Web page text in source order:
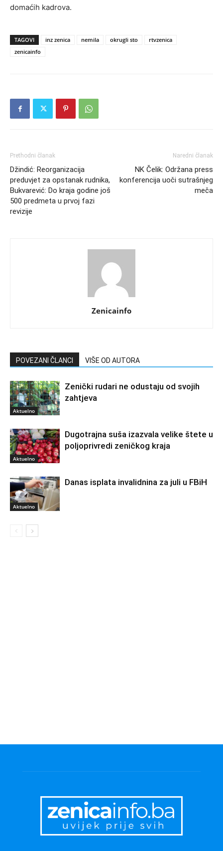
domaćih kadrova.
TAGOVI inz zenica nemila okrugli sto
rtvzenica
zenicainfo
Prethodni članak
Džindić: Reorganizacija
preduvjet za opstanak rudnika,
Bukvarević: Do kraja godine još
500 predmeta u prvoj fazi
revizije
Naredni članak
NK Čelik: Održana press
konferencija uoči sutrašnjeg
meča
Zenicainfo
POVEZANI ČLANCI VIŠE OD AUTORA
Aktuelno
Zenički rudari ne odustaju od svojih
zahtjeva
Aktuelno
Dugotrajna suša izazvala velike štete u
poljoprivredi zeničkog kraja
Aktuelno
Danas isplata invalidnina za juli u FBiH